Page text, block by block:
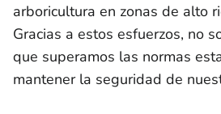
arboricultura en zonas de alto
Gracias a estos esfuerzos, no
que superamos las normas
mantener la seguridad de